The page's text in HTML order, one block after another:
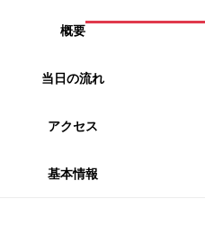
概要
当日の流れ
アクセス
基本情報